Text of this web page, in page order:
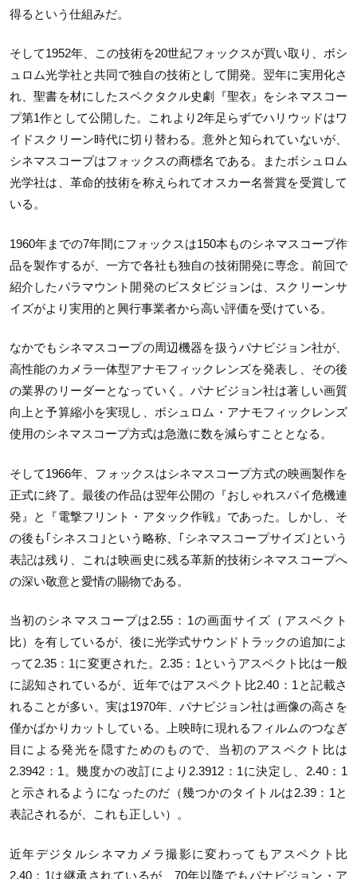
得るという仕組みだ。
そして1952年、この技術を20世紀フォックスが買い取り、ボシ
ュロム光学社と共同で独自の技術として開発。翌年に実用化さ
れ、聖書を材にしたスペクタクル史劇『聖衣』をシネマスコー
プ第1作として公開した。これより2年足らずでハリウッドはワ
イドスクリーン時代に切り替わる。意外と知られていないが、
シネマスコープはフォックスの商標名である。またボシュロム
光学社は、革命的技術を称えられてオスカー名誉賞を受賞して
いる。
1960年までの7年間にフォックスは150本ものシネマスコープ作
品を製作するが、一方で各社も独自の技術開発に専念。前回で
紹介したパラマウント開発のビスタビジョンは、スクリーンサ
イズがより実用的と興行事業者から高い評価を受けている。
なかでもシネマスコープの周辺機器を扱うパナビジョン社が、
高性能のカメラ一体型アナモフィックレンズを発表し、その後
の業界のリーダーとなっていく。パナビジョン社は著しい画質
向上と予算縮小を実現し、ボシュロム・アナモフィックレンズ
使用のシネマスコープ方式は急激に数を減らすこととなる。
そして1966年、フォックスはシネマスコープ方式の映画製作を
正式に終了。最後の作品は翌年公開の『おしゃれスパイ危機連
発』と『電撃フリント・アタック作戦』であった。しかし、そ
の後も｢シネスコ｣という略称、｢シネマスコープサイズ｣という
表記は残り、これは映画史に残る革新的技術シネマスコープへ
の深い敬意と愛情の賜物である。
当初のシネマスコープは2.55：1の画面サイズ（アスペクト
比）を有しているが、後に光学式サウンドトラックの追加によ
って2.35：1に変更された。2.35：1というアスペクト比は一般
に認知されているが、近年ではアスペクト比2.40：1と記載さ
れることが多い。実は1970年、パナビジョン社は画像の高さを
僅かばかりカットしている。上映時に現れるフィルムのつなぎ
目による発光を隠すためのもので、当初のアスペクト比は
2.3942：1。幾度かの改訂により2.3912：1に決定し、2.40：1
と示されるようになったのだ（幾つかのタイトルは2.39：1と
表記されるが、これも正しい）。
近年デジタルシネマカメラ撮影に変わってもアスペクト比
2.40：1は継承されているが、70年以降でもパナビジョン・ア